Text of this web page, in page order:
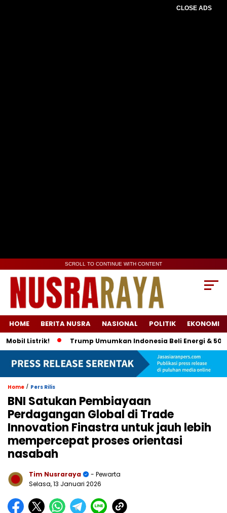
CLOSE ADS
SCROLL TO CONTINUE WITH CONTENT
HOME BERITA NUSRA NASIONAL POLITIK EKONOMI
Trump Umumkan Indonesia Beli Energi & 50 Boeing,
Home / Pers Rilis
BNI Satukan Pembiayaan
Perdagangan Global di Trade
Innovation Finastra untuk jauh lebih
mempercepat proses orientasi
nasabah
Tim Nusraraya
- Pewarta
Selasa, 13 Januari 2026